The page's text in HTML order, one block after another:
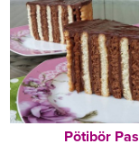
Pötibör